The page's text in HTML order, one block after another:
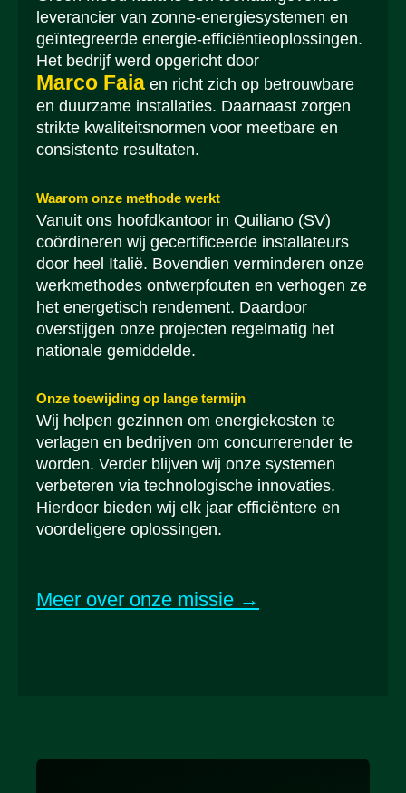
leverancier van zonne-energiesystemen en
geïntegreerde energie-efficiëntieoplossingen.
Het bedrijf werd opgericht door
Marco Faia en richt zich op betrouwbare
en duurzame installaties. Daarnaast zorgen
strikte kwaliteitsnormen voor meetbare en
consistente resultaten.
Waarom onze methode werkt
Vanuit ons hoofdkantoor in Quiliano (SV)
coördineren wij gecertificeerde installateurs
door heel Italië. Bovendien verminderen onze
werkmethodes ontwerpfouten en verhogen ze
het energetisch rendement. Daardoor
overstijgen onze projecten regelmatig het
nationale gemiddelde.
Onze toewijding op lange termijn
Wij helpen gezinnen om energiekosten te
verlagen en bedrijven om concurrerender te
worden. Verder blijven wij onze systemen
verbeteren via technologische innovaties.
Hierdoor bieden wij elk jaar efficiëntere en
voordeligere oplossingen.
Meer over onze missie →